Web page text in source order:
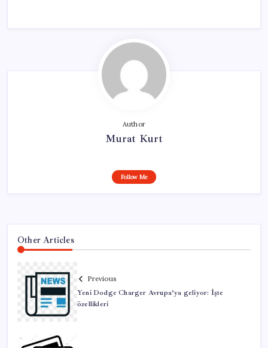
Author
Murat Kurt
Follow Me
Other Articles
Previous
Yeni Dodge Charger Avrupa’ya geliyor: İşte
özellikleri